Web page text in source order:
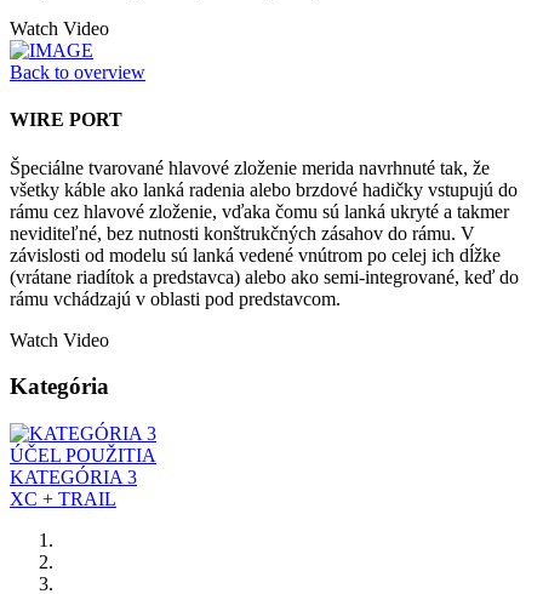
Watch Video
Back to overview
WIRE PORT
Špeciálne tvarované hlavové zloženie merida navrhnuté tak, že
všetky káble ako lanká radenia alebo brzdové hadičky vstupujú do
rámu cez hlavové zloženie, vďaka čomu sú lanká ukryté a takmer
neviditeľné, bez nutnosti konštrukčných zásahov do rámu. V
závislosti od modelu sú lanká vedené vnútrom po celej ich dĺžke
(vrátane riadítok a predstavca) alebo ako semi-integrované, keď do
rámu vchádzajú v oblasti pod predstavcom.
Watch Video
Kategória
ÚČEL POUŽITIA
KATEGÓRIA 3
XC + TRAIL